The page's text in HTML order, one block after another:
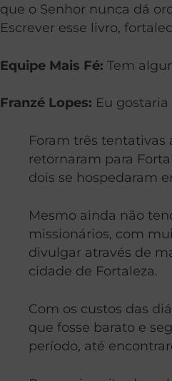
que o Senhor nunca dá
Escrever esse livro,
Equipe Mais Fé: Tem
Franzé Lopes: Eu
Foram três tentativas
retornaram para
dois se hospedaram
Mesmo ainda não
missionários, com
divulgar através de
cidade de Fortaleza.
Com os custos das
que fosse barato e
período, até